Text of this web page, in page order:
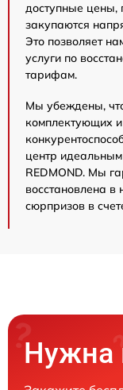
доступные цены,
закупаются
Это позволяет
услуги по
тарифам.
Мы убеждены,
комплектующих
центр
REDMOND. Мы
восстановлена в
сюрпризов в
Нужна